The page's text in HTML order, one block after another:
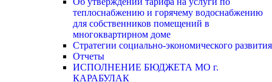
теплоснабжению и горячему водоснабжению
для собственников помещений в
многоквартирном доме
Стратегии социально-экономического развития
Отчеты
ИСПОЛНЕНИЕ БЮДЖЕТА МО г.
КАРАБУЛАК